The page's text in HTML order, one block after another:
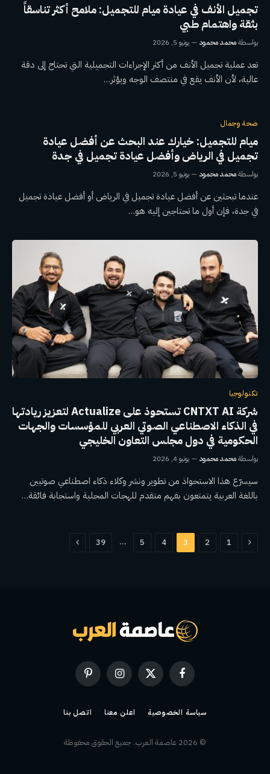
تجميل الأنف في عيادة ميام للتجميل: ملامح أكثر تناسقاً
بثقة واهتمام طبي
بواسطةمحمد محمود يونيو 5, 2026
تعد عملية تجميل الأنف من أكثر الإجراءات التجميلية التي تحتاج إلى دقة
عالية، لأن الأنف يقع في منتصف الوجه ويؤثر…
صحة وجمال
ميام للتجميل: خيارك عند البحث عن أفضل عيادة
تجميل في الرياض وأفضل عيادة تجميل في جدة
بواسطةمحمد محمود يونيو 5, 2026
عندما تبحثين عن أفضل عيادة تجميل في الرياض أو أفضل عيادة تجميل
في جدة، فإن أول ما تحتاجين إليه هو…
تكنولوجيا
شركة CNTXT AI تستحوذ على Actualize لتعزيز ريادتها
في الذكاء الاصطناعي الصوتي العربي للمؤسسات والجهات
الحكومية في دول مجلس التعاون الخليجي
بواسطةمحمد محمود يونيو 4, 2026
سيسرّع هذا الاستحواذ من تطوير ونشر وكلاء ذكاء اصطناعي صوتيين
باللغة العربية يتمتعون بفهم متقدم للهجات المحلية واستجابة فائقة…
السابق
1
2
3
4
5
…
39 التالي
فيسبوك
X
(Twitter)
الانستغرامبينتيريست
سياسة الخصوصية اعلن معنا اتصل بنا
© 2026 عاصمة العرب. جميع الحقوق محفوظة